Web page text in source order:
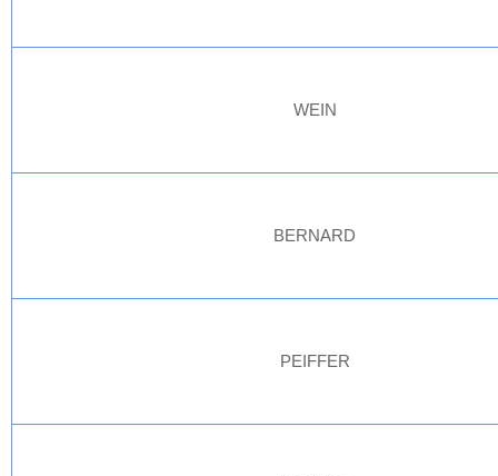
WEIN
BERNARD
PEIFFER